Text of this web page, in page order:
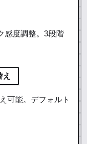
感度調整。3段階
可能。デフォルト